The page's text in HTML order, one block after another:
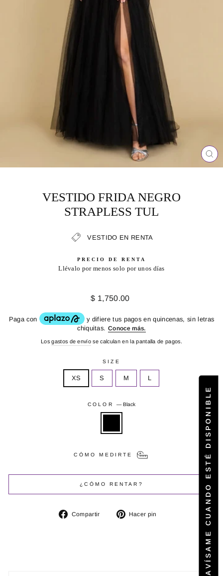
VESTIDO FRIDA NEGRO
STRAPLESS TUL
VESTIDO EN RENTA
PRECIO DE RENTA
Llévalo por menos solo por unos días
Precio
$ 1,750.00
Losgastos de envío se calculan en la pantalla de pagos.
SIZE
XS S M L
COLOR —Black
CÓMO MEDIRTE
¿CÓMO RENTAR?
Compartir
CompartirHacer pin AVÍSAME CUANDO ESTÉ DISPONIBLE